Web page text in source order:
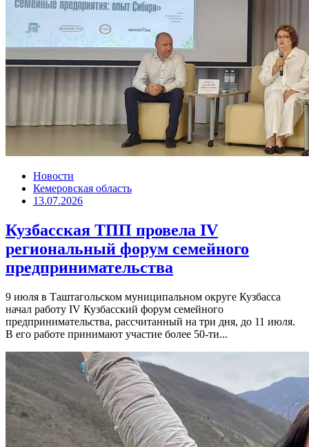
Новости
Кемеровская область
13.07.2026
Кузбасская ТПП провела IV
региональный форум семейного
предпринимательства
9 июля в Таштагольском муниципальном округе Кузбасса
начал работу IV Кузбасский форум семейного
предпринимательства, рассчитанный на три дня, до 11 июля.
В его работе принимают участие более 50-ти...